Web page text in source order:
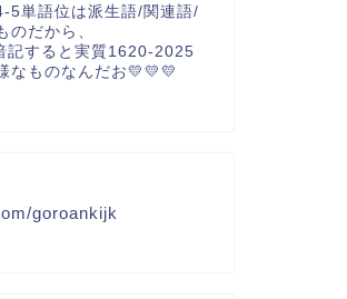
5単語位は派生語/関連語/
のだから、
記すると実質1620-2025
なものなんだお💛💛💛
goroankijk